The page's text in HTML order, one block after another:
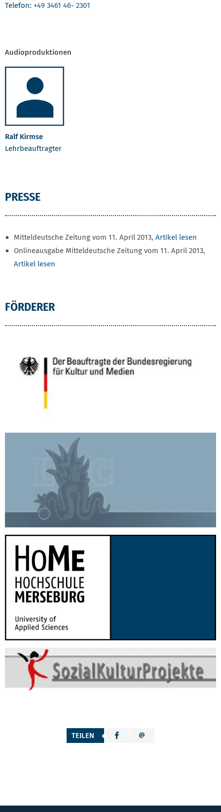
Telefon: +49 3461 46- 2301
Audioproduktionen
Ralf Kirmse
Lehrbeauftragter
PRESSE
Mitteldeutsche Zeitung vom 11. April 2013, Artikel lesen
Onlineausgabe Mitteldeutsche Zeitung vom 11. April 2013,
Artikel lesen
FÖRDERER
TEILEN